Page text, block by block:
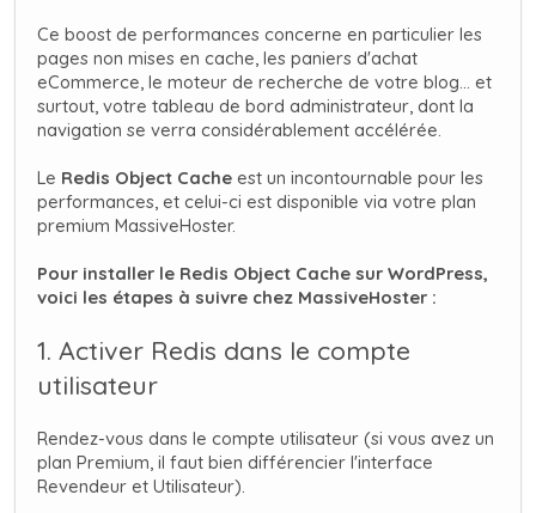
Ce boost de performances concerne en particulier les
pages non mises en cache, les paniers d'achat
eCommerce, le moteur de recherche de votre blog... et
surtout, votre tableau de bord administrateur, dont la
navigation se verra considérablement accélérée.
Le Redis Object Cache est un incontournable pour les
performances, et celui-ci est disponible via votre plan
premium MassiveHoster.
Pour installer le Redis Object Cache sur WordPress,
voici les étapes à suivre chez MassiveHoster :
1. Activer Redis dans le compte
utilisateur
Rendez-vous dans le compte utilisateur (si vous avez un
plan Premium, il faut bien différencier l'interface
Revendeur et Utilisateur).